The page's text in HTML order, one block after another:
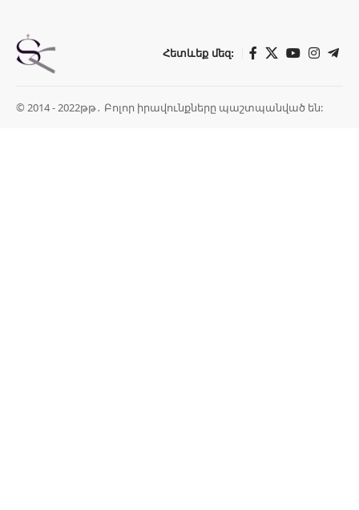
Հետևեք մեզ:
© 2014 - 2022թթ․ Բոլոր իրավունքները պաշտպանված են: